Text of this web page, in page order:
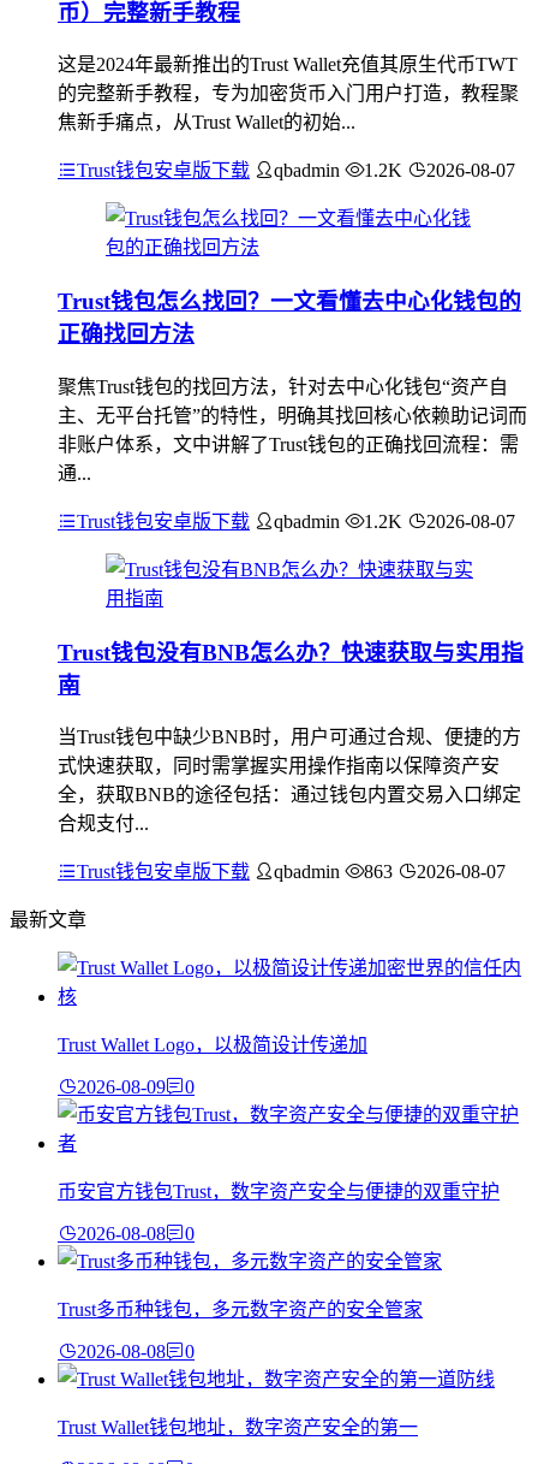
币）完整新手教程
这是2024年最新推出的Trust Wallet充值其原生代币TWT
的完整新手教程，专为加密货币入门用户打造，教程聚
焦新手痛点，从Trust Wallet的初始...
Trust钱包安卓版下载 qbadmin 1.2K 2026-08-07
Trust钱包怎么找回？一文看懂去中心化钱包的
正确找回方法
聚焦Trust钱包的找回方法，针对去中心化钱包“资产自
主、无平台托管”的特性，明确其找回核心依赖助记词而
非账户体系，文中讲解了Trust钱包的正确找回流程：需
通...
Trust钱包安卓版下载 qbadmin 1.2K 2026-08-07
Trust钱包没有BNB怎么办？快速获取与实用指
南
当Trust钱包中缺少BNB时，用户可通过合规、便捷的方
式快速获取，同时需掌握实用操作指南以保障资产安
全，获取BNB的途径包括：通过钱包内置交易入口绑定
合规支付...
Trust钱包安卓版下载 qbadmin 863 2026-08-07
最新文章
Trust Wallet Logo，以极简设计传递加
2026-08-09 0
币安官方钱包Trust，数字资产安全与便捷的双重守护
2026-08-08 0
Trust多币种钱包，多元数字资产的安全管家
2026-08-08 0
Trust Wallet钱包地址，数字资产安全的第一